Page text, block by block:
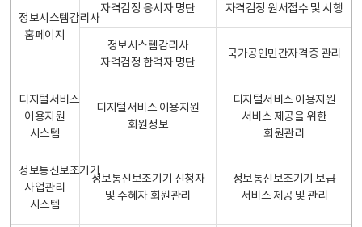
정보시스템감리사
홈페이지
자격검정 응시자 명단
자격검정 원서접수 및 시행
정보시스템감리사
자격검정 합격자 명단
국가공인민간자격증 관리
디지털서비스
이용지원
시스템
디지털서비스 이용지원
회원정보
디지털서비스 이용지원
서비스 제공을 위한
회원관리
정보통신보조기기
사업관리
시스템
정보통신보조기기 신청자
및 수혜자 회원관리
정보통신보조기기 보급
서비스 제공 및 관리